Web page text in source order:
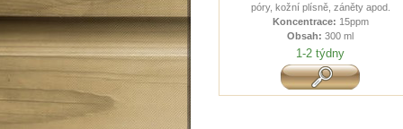
póry, kožní plísně, záněty apod.
Koncentrace: 15ppm
Obsah: 300 ml
1-2 týdny